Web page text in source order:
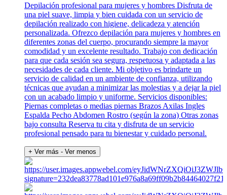
Depilación profesional para mujeres y hombres Disfruta de
una piel suave, limpia y bien cuidada con un servicio de
depilación realizado con higiene, delicadeza y atención
personalizada. Ofrezco depilación para mujeres y hombres en
diferentes zonas del cuerpo, procurando siempre la mayor
comodidad y un excelente resultado. Trabajo con dedicación
para que cada sesión sea segura, respetuosa y adaptada a las
necesidades de cada cliente. Mi objetivo es brindarte un
servicio de calidad en un ambiente de confianza, utilizando
técnicas que ayudan a minimizar las molestias y a dejar la piel
con un acabado limpio y uniforme. Servicios disponibles:
Piernas completas o medias piernas Brazos Axilas Ingles
Espalda Pecho Abdomen Rostro (según la zona) Otras zonas
bajo consulta Reserva tu cita y disfruta de un servicio
profesional pensado para tu bienestar y cuidado personal.
+ Ver más - Ver menos